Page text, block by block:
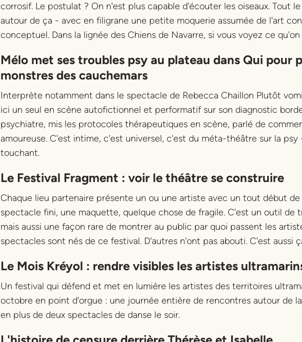
corrosif. Le postulat ? On n'est plus capable d'écouter les oiseaux. Tout
autour de ça - avec en filigrane une petite moquerie assumée de l'art
conceptuel. Dans la lignée des Chiens de Navarre, si vous voyez ce
Mélo met ses troubles psy au plateau dans Qui pour
monstres des cauchemars
Interprète notamment dans le spectacle de Rebecca Chaillon Plutôt
ici un seul en scène autofictionnel et performatif sur son diagnostic
psychiatre, mis les protocoles thérapeutiques en scène, parlé de
amoureuse. C'est intime, c'est universel, c'est du méta-théâtre sur la
touchant.
Le Festival Fragment : voir le théâtre se construire
Chaque lieu partenaire présente un ou une artiste avec un tout début
spectacle fini, une maquette, quelque chose de fragile. C'est un outil de
mais aussi une façon rare de montrer au public par quoi passent les
spectacles sont nés de ce festival. D'autres n'ont pas abouti. C'est aussi
Le Mois Kréyol : rendre visibles les artistes
Un festival qui défend et met en lumière les artistes des territoires
octobre en point d'orgue : une journée entière de rencontres autour de
en plus de deux spectacles de danse le soir.